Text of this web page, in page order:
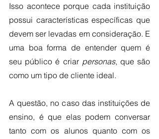
Isso acontece porque cada instituição
possui características específicas que
devem ser levadas em consideração. E
uma boa forma de entender quem é
seu público é criar personas, que são
como um tipo de cliente ideal.
A questão, no caso das instituições de
ensino, é que elas podem conversar
tanto com os alunos quanto com os